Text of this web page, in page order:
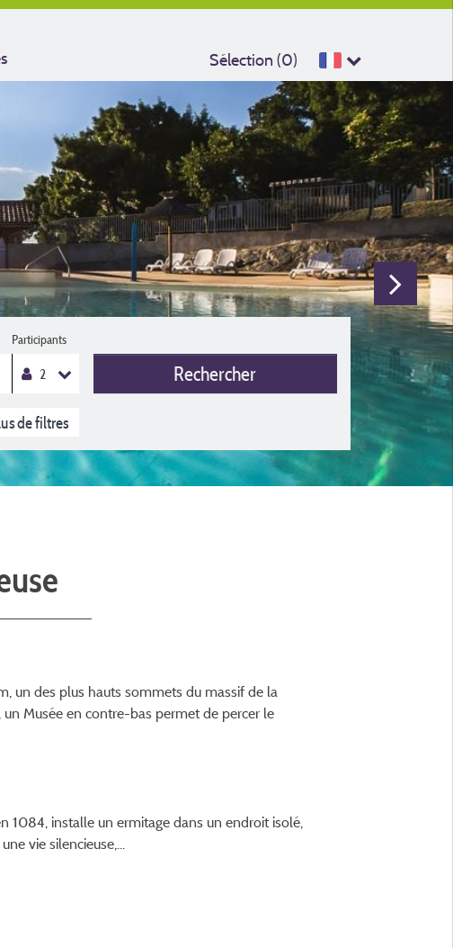
Sélection (0)
Participants
Rechercher
de filtres
un des plus hauts sommets du massif de la
Musée en contre-bas permet de percer le
1084, installe un ermitage dans un endroit isolé,
vie silencieuse,...